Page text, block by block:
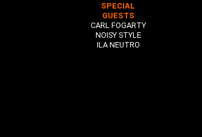
SPECIAL
GUESTS
CARL FOGARTY
NOISY STYLE
ILA NEUTRO